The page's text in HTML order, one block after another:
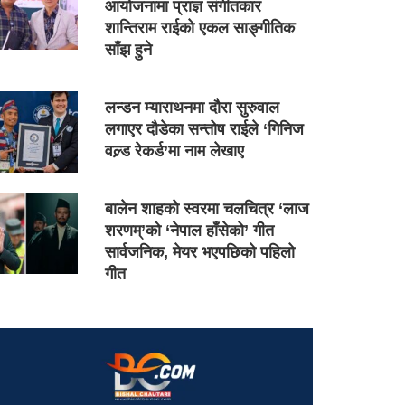
आयोजनामा प्राज्ञ संगीतकार
शान्तिराम राईको एकल साङ्गीतिक
साँझ हुने
लन्डन म्याराथनमा दौरा सुरुवाल
लगाएर दौडेका सन्तोष राईले ‘गिनिज
वल्र्ड रेकर्ड’मा नाम लेखाए
बालेन शाहको स्वरमा चलचित्र ‘लाज
शरणम्’को ‘नेपाल हाँसेको’ गीत
सार्वजनिक, मेयर भएपछिको पहिलो
गीत